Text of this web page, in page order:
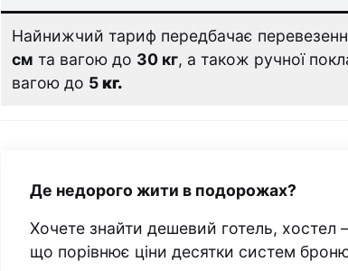
Найнижчий тариф передбачає
см та вагою до 30 кг, а також ручної
вагою до 5кг.
Де недорого жити в подорожах?
Хочете знайти дешевий готель, хостел
що порівнює ціни десятки систем